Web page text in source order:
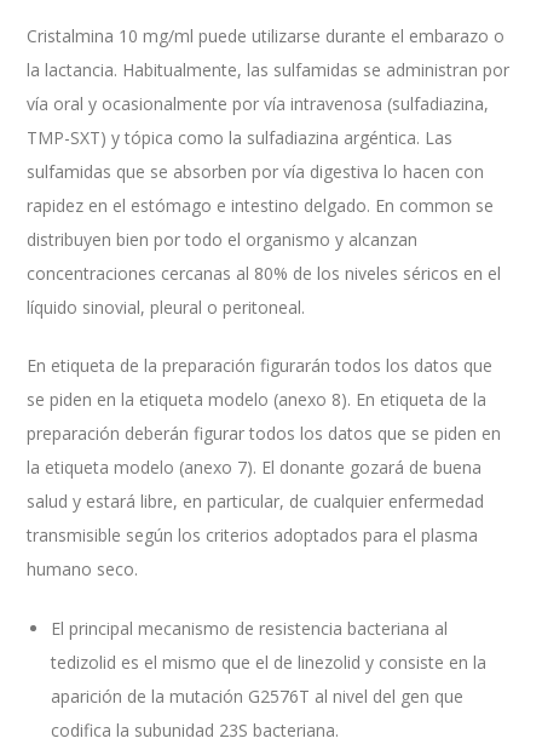
Cristalmina 10 mg/ml puede utilizarse durante el embarazo o
la lactancia. Habitualmente, las sulfamidas se administran por
vía oral y ocasionalmente por vía intravenosa (sulfadiazina,
TMP-SXT) y tópica como la sulfadiazina argéntica. Las
sulfamidas que se absorben por vía digestiva lo hacen con
rapidez en el estómago e intestino delgado. En common se
distribuyen bien por todo el organismo y alcanzan
concentraciones cercanas al 80% de los niveles séricos en el
líquido sinovial, pleural o peritoneal.
En etiqueta de la preparación figurarán todos los datos que
se piden en la etiqueta modelo (anexo 8). En etiqueta de la
preparación deberán figurar todos los datos que se piden en
la etiqueta modelo (anexo 7). El donante gozará de buena
salud y estará libre, en particular, de cualquier enfermedad
transmisible según los criterios adoptados para el plasma
humano seco.
El principal mecanismo de resistencia bacteriana al
tedizolid es el mismo que el de linezolid y consiste en la
aparición de la mutación G2576T al nivel del gen que
codifica la subunidad 23S bacteriana.